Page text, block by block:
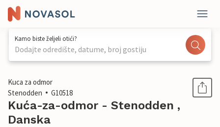
Kamo biste željeli otići?
Dodajte odredište, datume, broj gostiju
1 / 26
Kuca za odmor
Stenodden
G10518
Kuća-za-odmor - Stenodden ,
Danska